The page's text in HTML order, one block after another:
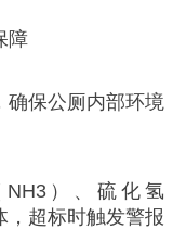
障
确保公厕内部环境
）、硫化氢
，超标时触发警报